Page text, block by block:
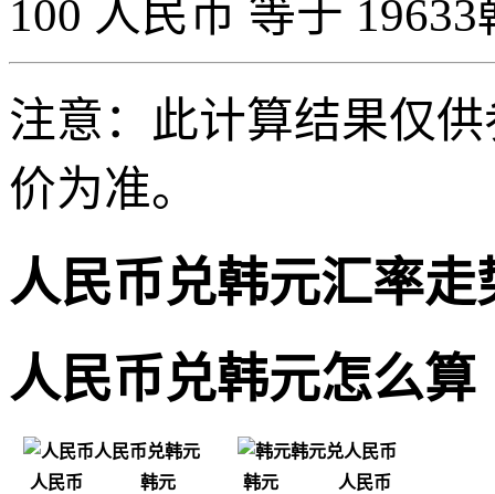
100 人民币 等于
注意：此计算结果仅
价为准。
人民币兑韩元汇率走
人民币兑韩元怎么算
人民币兑韩元
韩元兑人民币
人民币
韩元 韩元
人民币